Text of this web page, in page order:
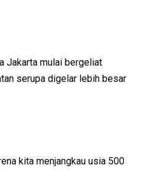
Jakarta mulai bergeliat
serupa digelar lebih besar
kita menjangkau usia 500